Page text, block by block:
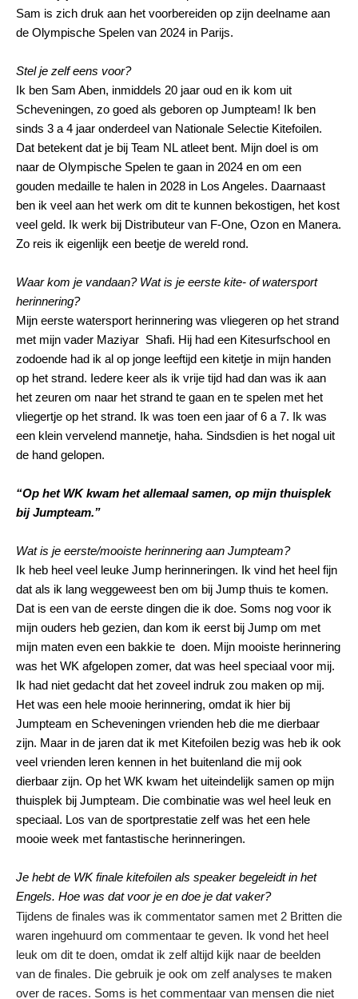
Sam is zich druk aan het voorbereiden op zijn deelname aan
de Olympische Spelen van 2024 in Parijs.
Stel je zelf eens voor?
Ik ben Sam Aben, inmiddels 20 jaar oud en ik kom uit
Scheveningen, zo goed als geboren op Jumpteam! Ik ben
sinds 3 a 4 jaar onderdeel van Nationale Selectie Kitefoilen.
Dat betekent dat je bij Team NL atleet bent. Mijn doel is om
naar de Olympische Spelen te gaan in 2024 en om een
gouden medaille te halen in 2028 in Los Angeles. Daarnaast
ben ik veel aan het werk om dit te kunnen bekostigen, het kost
veel geld. Ik werk bij Distributeur van F-One, Ozon en Manera.
Zo reis ik eigenlijk een beetje de wereld rond.
Waar kom je vandaan? Wat is je eerste kite- of watersport
herinnering?
Mijn eerste watersport herinnering was vliegeren op het strand
met mijn vader Maziyar Shafi. Hij had een Kitesurfschool en
zodoende had ik al op jonge leeftijd een kitetje in mijn handen
op het strand. Iedere keer als ik vrije tijd had dan was ik aan
het zeuren om naar het strand te gaan en te spelen met het
vliegertje op het strand. Ik was toen een jaar of 6 a 7. Ik was
een klein vervelend mannetje, haha. Sindsdien is het nogal uit
de hand gelopen.
“Op het WK kwam het allemaal samen, op mijn thuisplek
bij Jumpteam.”
Wat is je eerste/mooiste herinnering aan Jumpteam?
Ik heb heel veel leuke Jump herinneringen. Ik vind het heel fijn
dat als ik lang weggeweest ben om bij Jump thuis te komen.
Dat is een van de eerste dingen die ik doe. Soms nog voor ik
mijn ouders heb gezien, dan kom ik eerst bij Jump om met
mijn maten even een bakkie te doen. Mijn mooiste herinnering
was het WK afgelopen zomer, dat was heel speciaal voor mij.
Ik had niet gedacht dat het zoveel indruk zou maken op mij.
Het was een hele mooie herinnering, omdat ik hier bij
Jumpteam en Scheveningen vrienden heb die me dierbaar
zijn. Maar in de jaren dat ik met Kitefoilen bezig was heb ik ook
veel vrienden leren kennen in het buitenland die mij ook
dierbaar zijn. Op het WK kwam het uiteindelijk samen op mijn
thuisplek bij Jumpteam. Die combinatie was wel heel leuk en
speciaal. Los van de sportprestatie zelf was het een hele
mooie week met fantastische herinneringen.
Je hebt de WK finale kitefoilen als speaker begeleidt in het
Engels. Hoe was dat voor je en doe je dat vaker?
Tijdens de finales was ik commentator samen met 2 Britten die
waren ingehuurd om commentaar te geven. Ik vond het heel
leuk om dit te doen, omdat ik zelf altijd kijk naar de beelden
van de finales. Die gebruik je ook om zelf analyses te maken
over de races. Soms is het commentaar van mensen die niet